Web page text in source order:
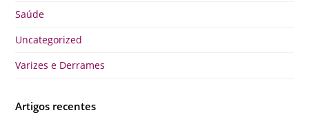
Saúde
Uncategorized
Varizes e Derrames
Artigos recentes